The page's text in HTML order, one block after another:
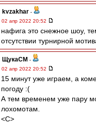
kvzakhar -
02 апр 2022 20:52
нафига это снежное шоу,
отсутствии турнирной
ЩукаСМ -
02 апр 2022 20:52
15 минут уже играем, а
погоду :(
А тем временем уже пару
лохомотам.
<C>